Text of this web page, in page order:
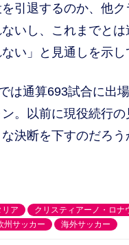
引退するのか、他ク
いし、これまでと
い」と見通しを示し
は通算693試合に出
。以前に現役続行
決断を下すのだろう
リア クリスティアーノ・ロナ
州サッカー 海外サッカー